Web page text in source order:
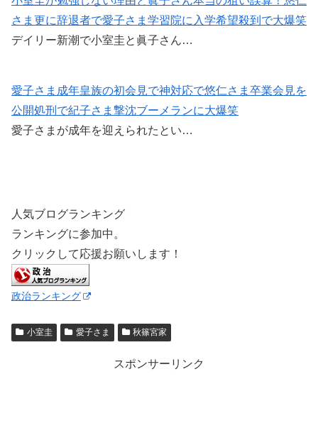
さま更に辞退者で愛子さま学習院に入学希望殺到で大爆笑
デイリー新潮で小室圭と眞子さん…
愛子さま成年皇族の初会見で神対応で悠仁さま卒業会見を
公開処刑で紀子さま撃沈ブーメランに大爆笑
愛子さまが成年を迎えられたとい…
人気ブログランキング
ランキングに参加中。
クリックして応援お願いします！
政治ランキング
小室圭 愛子さま 秋篠宮家
スポンサーリンク